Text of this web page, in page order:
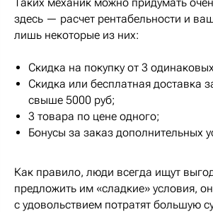
здесь — расчет рентабельности и
лишь некоторые из них:
Скидка на покупку от 3
Скидка или бесплатная доставка
свыше 5000 руб;
3 товара по цене одного;
Бонусы за заказ дополнительных
Как правило, люди всегда ищут
предложить им «сладкие» условия,
с удовольствием потратят большую